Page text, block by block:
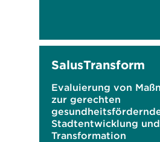
SalusTransform
Evaluierung von
zur gerechten
Stadtentwicklung
Transformation